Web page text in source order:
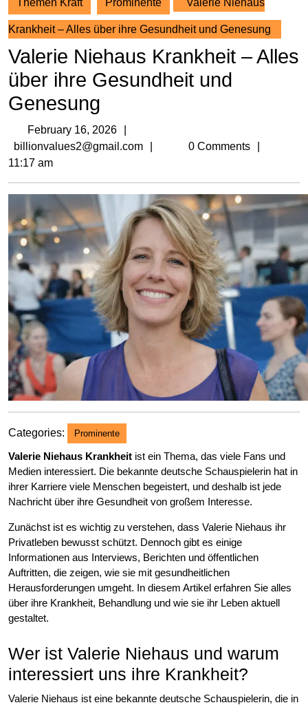
Themen Kraft Prominente Valerie Niehaus
Krankheit – Alles über ihre Gesundheit und Genesung
Valerie Niehaus Krankheit – Alles
über ihre Gesundheit und
Genesung
February 16, 2026
16,
billionvalues2@gmail.com billionvalues2@gmail.com
0 Comments
11:17 am
Categories: Prominente
Valerie Niehaus Krankheit ist ein Thema, das viele Fans und
Medien interessiert. Die bekannte deutsche Schauspielerin hat in
ihrer Karriere viele Menschen begeistert, und deshalb ist jede
Nachricht über ihre Gesundheit von großem Interesse.
Zunächst ist es wichtig zu verstehen, dass Valerie Niehaus ihr
Privatleben bewusst schützt. Dennoch gibt es einige
Informationen aus Interviews, Berichten und öffentlichen
Auftritten, die zeigen, wie sie mit gesundheitlichen
Herausforderungen umgeht. In diesem Artikel erfahren Sie alles
über ihre Krankheit, Behandlung und wie sie ihr Leben aktuell
gestaltet.
Wer ist Valerie Niehaus und warum
interessiert uns ihre Krankheit?
Valerie Niehaus ist eine bekannte deutsche Schauspielerin, die in